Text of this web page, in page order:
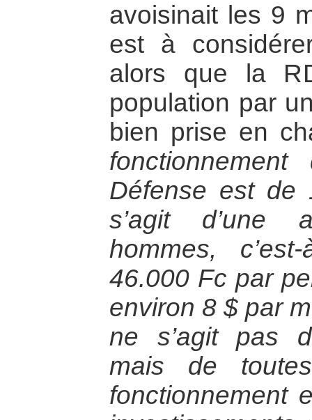
avoisinait les 9
est à
alors que la
population par
bien prise en
Défense est de
s’agit d’une
hommes,
46.000 Fc par
environ 8 $ par
ne s’agit pas
mais de
fonctionnement